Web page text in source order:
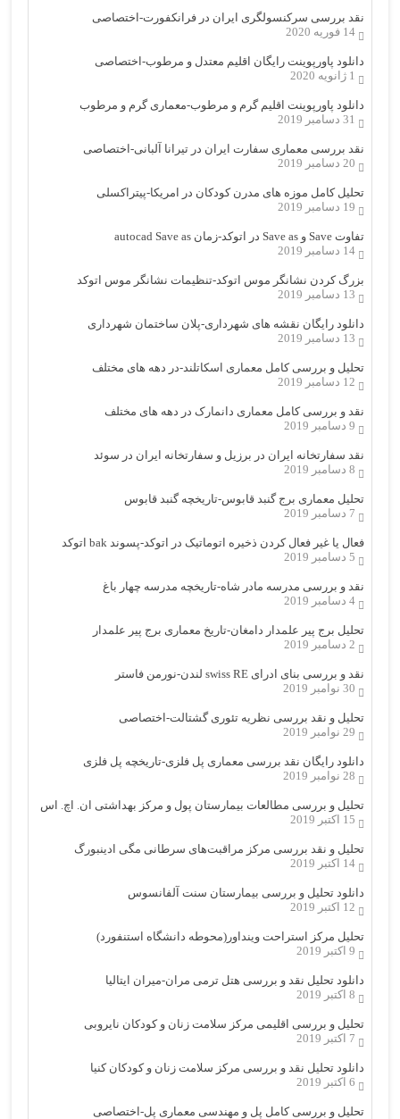
نقد بررسی سرکنسولگری ایران در فرانکفورت-اختصاصی
14 فوریه 2020
دانلود پاورپوینت رایگان اقلیم معتدل و مرطوب-اختصاصی
1 ژانویه 2020
دانلود پاورپوینت اقلیم گرم و مرطوب-معماری گرم و مرطوب
31 دسامبر 2019
نقد بررسی معماری سفارت ایران در تیرانا آلبانی-اختصاصی
20 دسامبر 2019
تحلیل کامل موزه های مدرن کودکان در امریکا-پیتراکسلی
19 دسامبر 2019
تفاوت Save و Save as در اتوکد-زمان autocad Save as
14 دسامبر 2019
بزرگ کردن نشانگر موس اتوکد-تنظیمات نشانگر موس اتوکد
13 دسامبر 2019
دانلود رایگان نقشه های شهرداری-پلان ساختمان شهرداری
13 دسامبر 2019
تحلیل و بررسی کامل معماری اسکاتلند-در دهه های مختلف
12 دسامبر 2019
نقد و بررسی کامل معماری دانمارک در دهه های مختلف
9 دسامبر 2019
نقد سفارتخانه ایران در برزیل و سفارتخانه ایران در سوئد
8 دسامبر 2019
تحلیل معماری برج گنبد قابوس-تاریخچه گنبد قابوس
7 دسامبر 2019
فعال یا غیر فعال کردن ذخیره اتوماتیک در اتوکد-پسوند bak اتوکد
5 دسامبر 2019
نقد و بررسی مدرسه مادر شاه-تاریخچه مدرسه چهار باغ
4 دسامبر 2019
تحلیل برج پیر علمدار دامغان-تاریخ معماری برج پیر علمدار
2 دسامبر 2019
نقد و بررسی بنای ادرای swiss RE لندن-نورمن فاستر
30 نوامبر 2019
تحلیل و نقد بررسی نظریه تئوری گشتالت-اختصاصی
29 نوامبر 2019
دانلود رایگان نقد بررسی معماری پل فلزی-تاریخچه پل فلزی
28 نوامبر 2019
تحلیل و بررسی مطالعات بیمارستان پول و مرکز بهداشتی ان. اچ. اس
15 اکتبر 2019
تحلیل و نقد بررسی مرکز مراقبت‌های سرطانی مگی ادینبورگ
14 اکتبر 2019
دانلود تحلیل و بررسی بیمارستان سنت آلفانسوس
12 اکتبر 2019
تحلیل مرکز استراحت وینداور(محوطه دانشگاه استنفورد)
9 اکتبر 2019
دانلود تحلیل نقد و بررسی هتل ترمی مران-میران ایتالیا
8 اکتبر 2019
تحلیل و بررسی اقلیمی مرکز سلامت زنان و کودکان نایروبی
7 اکتبر 2019
دانلود تحلیل نقد و بررسی مرکز سلامت زنان و کودکان کنیا
6 اکتبر 2019
تحلیل و بررسی کامل پل و مهندسی معماری پل-اختصاصی